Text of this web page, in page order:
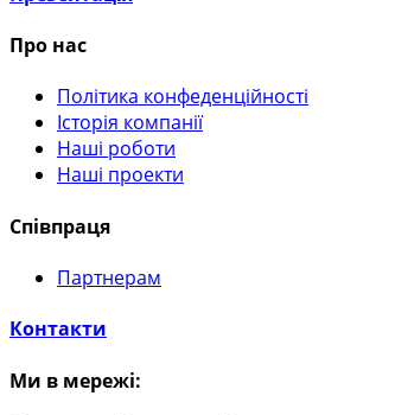
Про нас
Політика конфеденційності
Історія компанії
Наші роботи
Наші проекти
Співпраця
Партнерам
Контакти
Ми в мережі: